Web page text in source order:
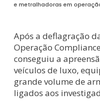
e metralhadoras em
Após a deflagração
Operação
conseguiu a
veículos de luxo,
grande volume de
ligados aos